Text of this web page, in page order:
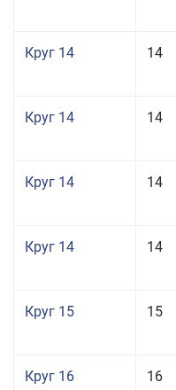
Круг 14 14
Круг 14 14
Круг 14 14
Круг 14 14
Круг 15 15
Круг 16 16